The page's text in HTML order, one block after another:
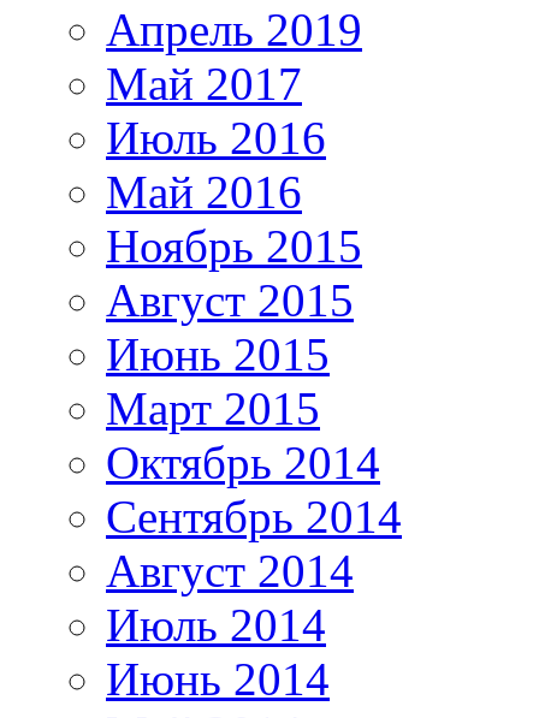
Апрель 2019
Май 2017
Июль 2016
Май 2016
Ноябрь 2015
Август 2015
Июнь 2015
Март 2015
Октябрь 2014
Сентябрь 2014
Август 2014
Июль 2014
Июнь 2014